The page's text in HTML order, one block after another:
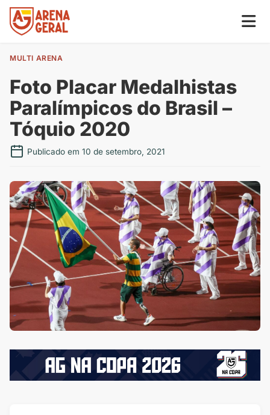
MULTI ARENA
Foto Placar Medalhistas
Paralímpicos do Brasil –
Tóquio 2020
Publicado em 10 de setembro, 2021